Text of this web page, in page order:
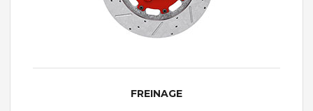
FREINAGE